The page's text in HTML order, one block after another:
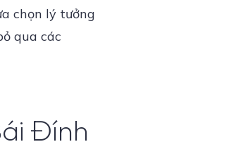
chọn lý tưởng
qua các
Đính